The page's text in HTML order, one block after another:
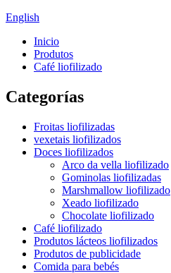
English
Inicio
Produtos
Café liofilizado
Categorías
Froitas liofilizadas
vexetais liofilizados
Doces liofilizados
Arco da vella liofilizado
Gominolas liofilizadas
Marshmallow liofilizado
Xeado liofilizado
Chocolate liofilizado
Café liofilizado
Produtos lácteos liofilizados
Produtos de publicidade
Comida para bebés